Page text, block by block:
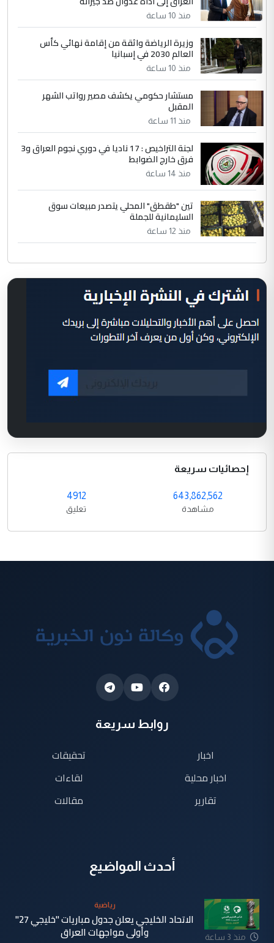
منذ 10 ساعة
وزيرة الرياضة واثقة من إقامة نهائي كأس
العالم 2030 في إسبانيا
منذ 10 ساعة
مستشار حكومي يكشف مصير رواتب الشهر
المقبل
منذ 11 ساعة
لجنة التراخيص : 17 ناديا في دوري نجوم العراق و3
فرق خارج الضوابط
منذ 14 ساعة
تين "طقطق" المحلي يتصدر مبيعات سوق
السليمانية للجملة
منذ 12 ساعة
إحصائيات سريعة
643,862,562
مشاهدة
4912
تعليق
روابط سريعة
اخبار
اخبار محلية
تقارير
تحقيقات
لقاءات
مقالات
أحدث المواضيع
منذ 3 ساعة
رياضية
الاتحاد الخليجي يعلن جدول مباريات "خليجي 27"
وأولى مواجهات العراق